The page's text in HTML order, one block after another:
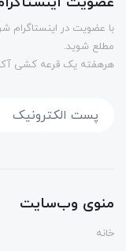
با عضویت در اینستاگرام
مطلع شوید.
هرهفته یک قرعه کشی
منوی وب‌سایت
خانه